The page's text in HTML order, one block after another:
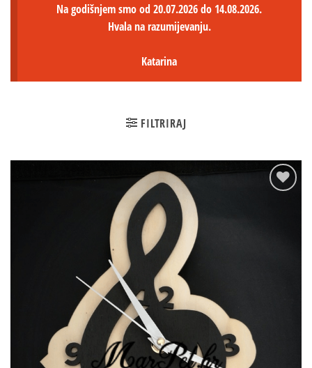
Na godišnjem smo od 20.07.2026 do 14.08.2026.
Hvala na razumijevanju.
Katarina
FILTRIRAJ